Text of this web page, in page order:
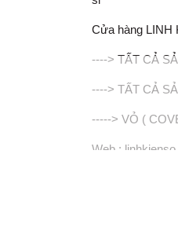
Cửa hàng LINH
----> TẤT CẢ
----> TẤT CẢ
-----> VỎ (
Web :
282/4 Nguyễn